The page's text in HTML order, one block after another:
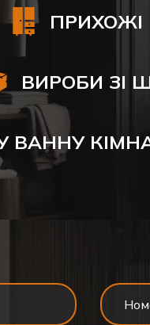
ПРИХОЖІ
ВИРОБИ ЗІ
ВАННУ